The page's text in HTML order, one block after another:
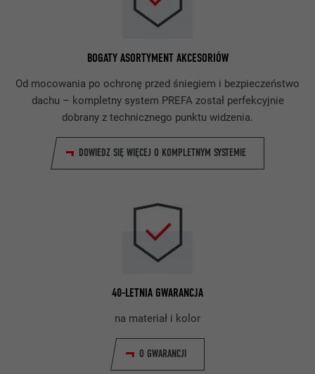
BOGATY ASORTYMENT AKCESORIÓW
Od mocowania po ochronę przed śniegiem i bezpieczeństwo
dachu – kompletny system PREFA został perfekcyjnie
dobrany z technicznego punktu widzenia.
DOWIEDZ SIĘ WIĘCEJ O KOMPLETNYM SYSTEMIE
40-LETNIA GWARANCJA
na materiał i kolor
O GWARANCJI